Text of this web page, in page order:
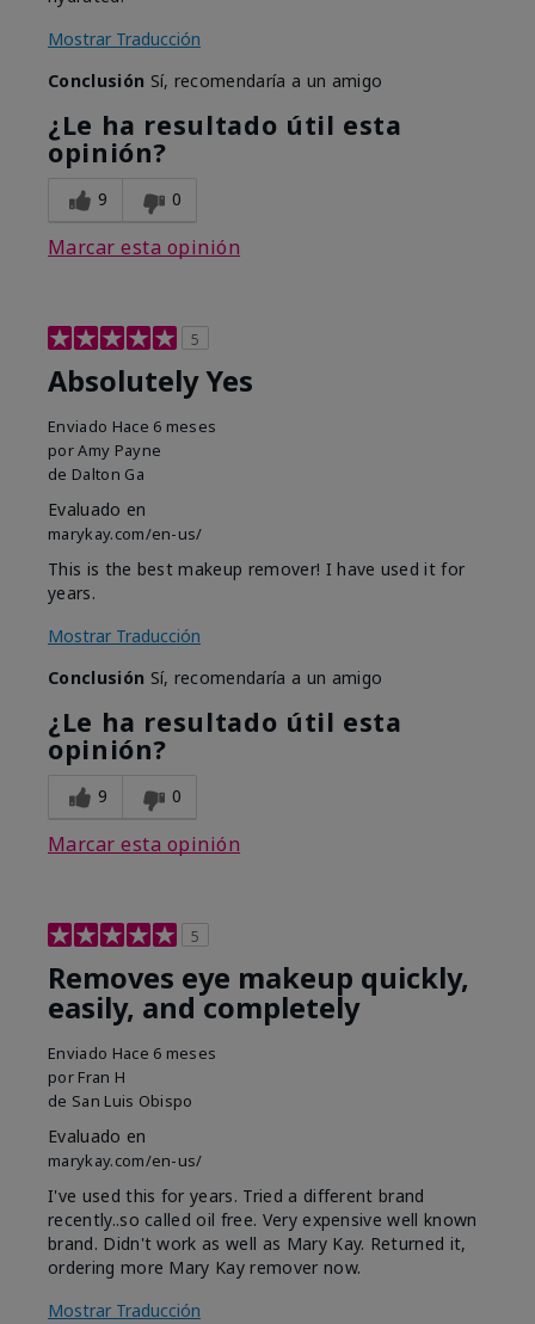
Mostrar Traducción
Conclusión Sí, recomendaría a un amigo
¿Le ha resultado útil esta
opinión?
9 0
Marcar esta opinión
5
Absolutely Yes
Enviado Hace 6 meses
porAmy Payne
de Dalton Ga
Evaluado en
marykay.com/en-us/
This is the best makeup remover! I have used it for
years.
Mostrar Traducción
Conclusión Sí, recomendaría a un amigo
¿Le ha resultado útil esta
opinión?
9 0
Marcar esta opinión
5
Removes eye makeup quickly,
easily, and completely
Enviado Hace 6 meses
por Fran H
de San Luis Obispo
Evaluado en
marykay.com/en-us/
I've used this for years. Tried a different brand
recently..so called oil free. Very expensive well known
brand. Didn't work as well as Mary Kay. Returned it,
ordering more Mary Kay remover now.
Mostrar Traducción